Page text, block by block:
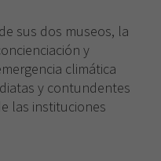
sus dos museos, la
y
climática
y contundentes
las instituciones